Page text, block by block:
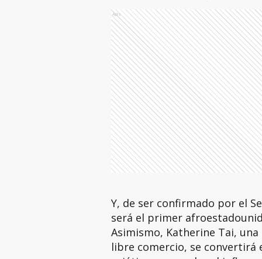
Ads
Y, de ser confirmado por el
será el primer
Asimismo, Katherine Tai,
libre comercio, se convertirá